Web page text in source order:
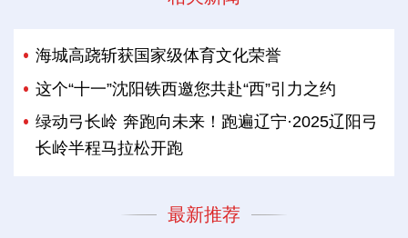
海城高跷斩获国家级体育文化荣誉
这个“十一”沈阳铁西邀您共赴“西”引力之约
绿动弓长岭 奔跑向未来！跑遍辽宁·2025辽阳弓
长岭半程马拉松开跑
最新推荐